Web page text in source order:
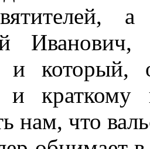
а
и который,
и краткому
нам, что